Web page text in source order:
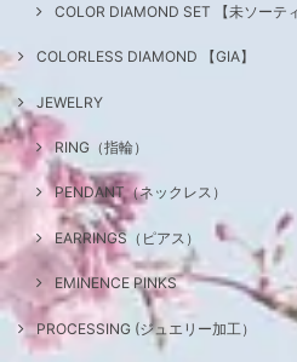
COLOR DIAMOND SET 【未ソーテ
COLORLESS DIAMOND 【GIA】
JEWELRY
RING（指輪）
PENDANT（ネックレス）
EARRINGS（ピアス）
EMINENCE PINKS
PROCESSING (ジュエリー加工）